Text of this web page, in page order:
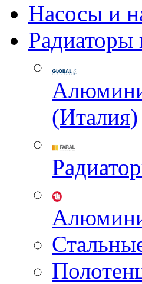
Насосы и
Радиаторы
(Италия)